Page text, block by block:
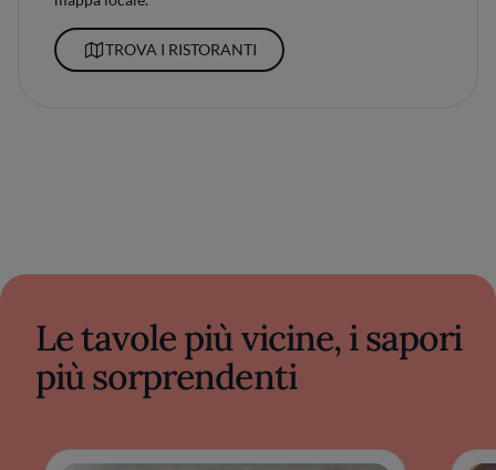
TROVA I RISTORANTI
Le tavole più vicine, i sapori
più sorprendenti